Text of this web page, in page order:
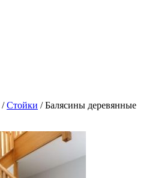
/Стойки / Балясины деревянные